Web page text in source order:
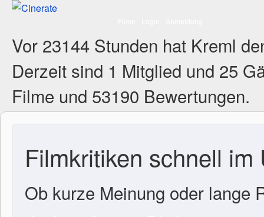
Vor 23144 Stunden hat Kreml
Derzeit sind 1 Mitglied und 25
Filme und 53190 Bewertungen.
Filmkritiken schnell im
Ob kurze Meinung oder lange